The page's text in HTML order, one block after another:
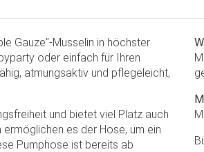
Gauze"-Musselin in höchster
oder einfach für Ihren
atmungsaktiv und pflegeleicht,
und bietet viel Platz auch
es der Hose, um ein
Pumphose ist bereits ab